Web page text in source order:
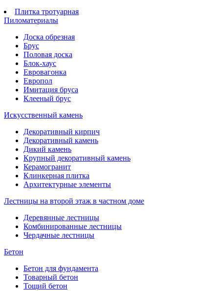
Плитка тротуарная
Пиломатериалы
Доска обрезная
Брус
Половая доска
Блок-хаус
Евровагонка
Европол
Имитация бруса
Клееный брус
Искусственный камень
Декоративный кирпич
Декоративный камень
Дикий камень
Крупный декоративный камень
Керамогранит
Клинкерная плитка
Архитектурные элементы
Лестницы на второй этаж в частном доме
Деревянные лестницы
Комбинированные лестницы
Чердачные лестницы
Бетон
Бетон для фундамента
Товарный бетон
Тощий бетон